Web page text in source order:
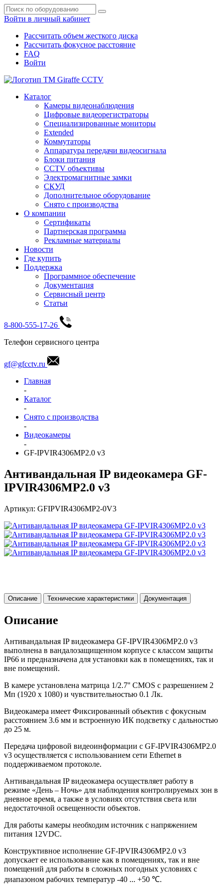
Войти в личный кабинет
Рассчитать объем жесткого диска
Рассчитать фокусное расстояние
FAQ
Войти
Каталог
Камеры видеонаблюдения
Цифровые видеорегистраторы
Специализированные мониторы
Extended
Коммутаторы
Аппаратура передачи видеосигнала
Блоки питания
CCTV объективы
Электромагнитные замки
СКУД
Дополнительное оборудование
Снято с производства
О компании
Сертификаты
Партнерская программа
Рекламные материалы
Новости
Где купить
Поддержка
Программное обеспечение
Документация
Сервисный центр
Статьи
8-800-555-17-26
Телефон сервисного центра
gf@gfcctv.ru
Главная
-
Каталог
-
Снято с производства
-
Видеокамеры
-
GF-IPVIR4306MP2.0 v3
Антивандальная IP видеокамера GF-
IPVIR4306MP2.0 v3
Артикул: GFIPVIR4306MP2-0V3
Описание Технические характеристики Документация
Описание
Антивандальная IP видеокамера GF-IPVIR4306MP2.0 v3
выполнена в вандалозащищенном корпусе с классом защиты
IP66 и предназначена для установки как в помещениях, так и
вне помещений.
В камере установлена матрица 1/2.7'' CMOS с разрешением 2
Мп (1920 х 1080) и чувствительностью 0.1 Лк.
Видеокамера имеет Фиксированный объектив с фокусным
расстоянием 3.6 мм и встроенную ИК подсветку с дальностью
до 25 м.
Передача цифровой видеоинформации c GF-IPVIR4306MP2.0
v3 осуществляется с использованием сети Ethernet в
поддерживаемом протоколе.
Антивандальная IP видеокамера осуществляет работу в
режиме «День – Ночь» для наблюдения контролируемых зон в
дневное время, а также в условиях отсутствия света или
недостаточной освещенности объектов.
Для работы камеры необходим источник с напряжением
питания 12VDC.
Конструктивное исполнение GF-IPVIR4306MP2.0 v3
допускает ее использование как в помещениях, так и вне
помещений для работы в сложных погодных условиях с
диапазоном рабочих температур -40 ... +50 ℃.